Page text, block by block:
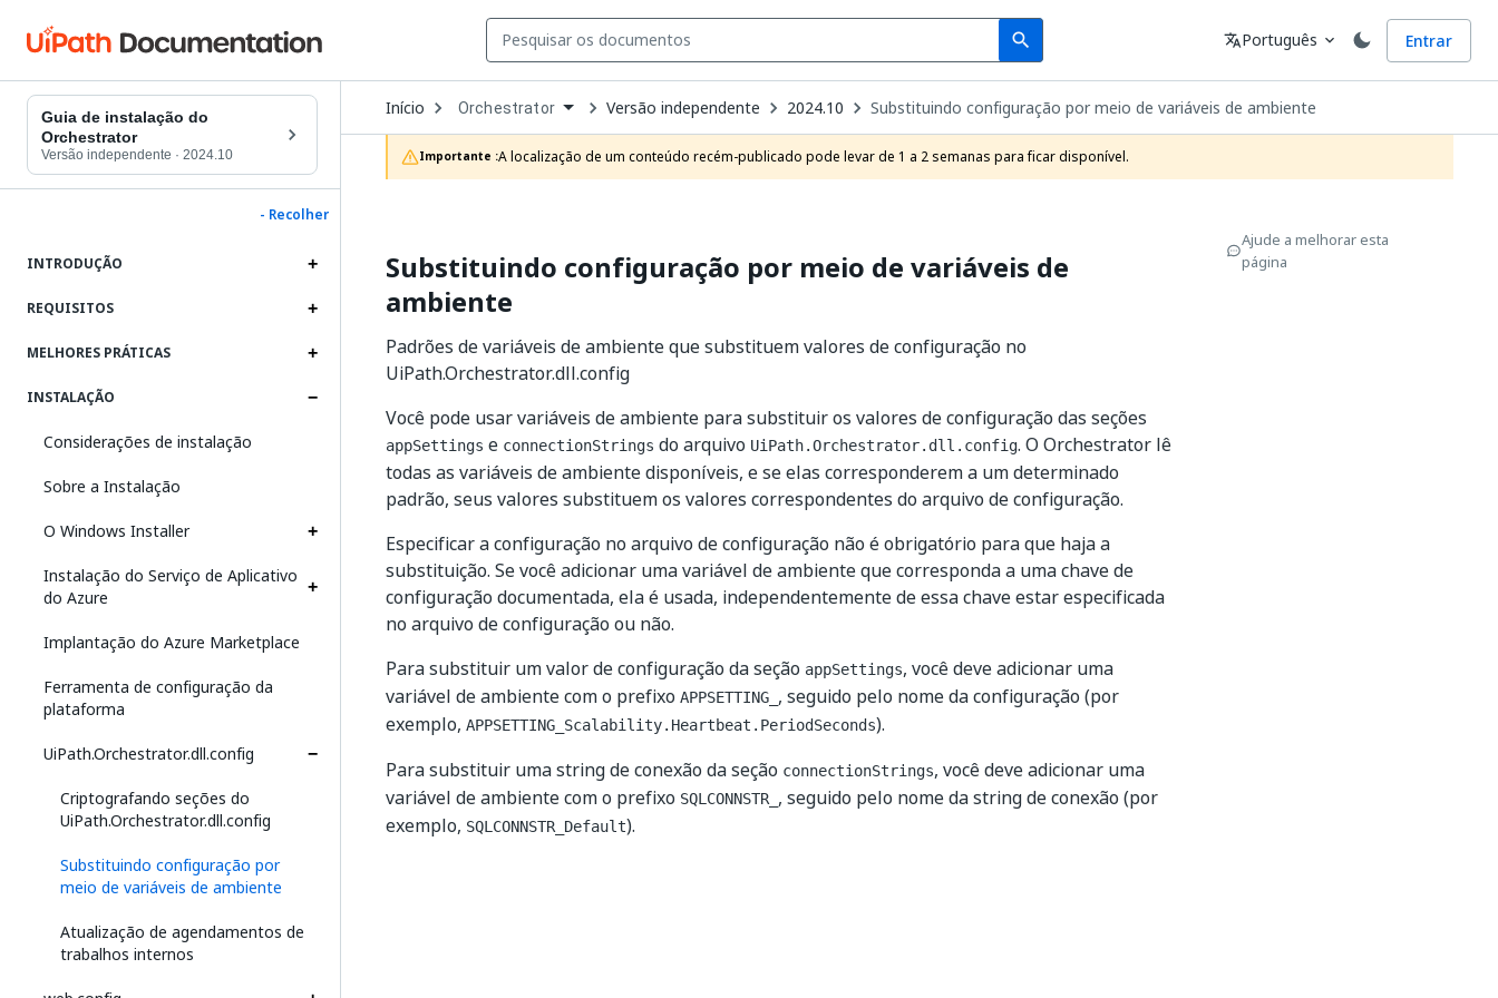
search
Search Idioma
translatePortuguês expand_more Entrar
Guia de instalação do
Orchestrator
Versão independente · 2024.10
- Recolher
INTRODUÇÃO
REQUISITOS
MELHORES PRÁTICAS
INSTALAÇÃO
Considerações de instalação
Sobre a Instalação
O Windows Installer
Instalação do Serviço de Aplicativo
do Azure
Implantação do Azure Marketplace
Ferramenta de configuração da
plataforma
UiPath.Orchestrator.dll.config
Criptografando seções do
UiPath.Orchestrator.dll.config
Substituindo configuração por
meio de variáveis de ambiente
Atualização de agendamentos de
trabalhos internos
Início Open
Dropdown
to
choose
product
Orchestrator Versão independente 2024.10 Substituindo configuração por meio de variáveis de ambiente
Importante :A localização de um conteúdo recém-publicado pode levar de 1 a 2 semanas para ficar disponível.
Substituindo configuração por meio de variáveis de
ambiente
Padrões de variáveis de ambiente que substituem valores de configuração no
UiPath.Orchestrator.dll.config
Você pode usar variáveis de ambiente para substituir os valores de configuração das seções
appSettings e connectionStrings do arquivo UiPath.Orchestrator.dll.config. O Orchestrator lê
todas as variáveis de ambiente disponíveis, e se elas corresponderem a um determinado
padrão, seus valores substituem os valores correspondentes do arquivo de configuração.
Especificar a configuração no arquivo de configuração não é obrigatório para que haja a
substituição. Se você adicionar uma variável de ambiente que corresponda a uma chave de
configuração documentada, ela é usada, independentemente de essa chave estar especificada
no arquivo de configuração ou não.
Para substituir um valor de configuração da seção appSettings, você deve adicionar uma
variável de ambiente com o prefixo APPSETTING_ , seguido pelo nome da configuração (por
exemplo, APPSETTING_Scalability.Heartbeat.PeriodSeconds).
Para substituir uma string de conexão da seção connectionStrings, você deve adicionar uma
variável de ambiente com o prefixo SQLCONNSTR_ , seguido pelo nome da string de conexão (por
exemplo, SQLCONNSTR_Default).
Ajude a melhorar esta
página